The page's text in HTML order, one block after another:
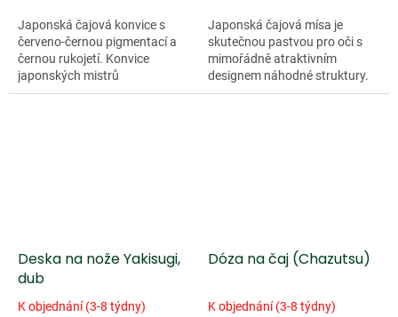
Japonská čajová konvice s
červeno-černou pigmentací a
černou rukojetí. Konvice
japonských mistrů
disponující...
Japonská čajová mísa je
skutečnou pastvou pro oči s
mimořádně atraktivním
designem náhodné struktury.
Speciální...
Deska na nože Yakisugi,
dub
K objednání (3-8 týdny)
Dóza na čaj (Chazutsu)
K objednání (3-8 týdny)